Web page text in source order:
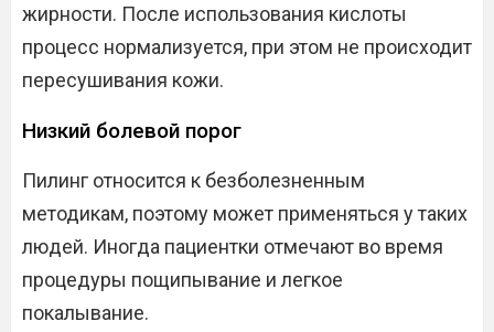
жирности. После использования кислоты
процесс нормализуется, при этом не происходит
пересушивания кожи.
Низкий болевой порог
Пилинг относится к безболезненным
методикам, поэтому может применяться у таких
людей. Иногда пациентки отмечают во время
процедуры пощипывание и легкое
покалывание.